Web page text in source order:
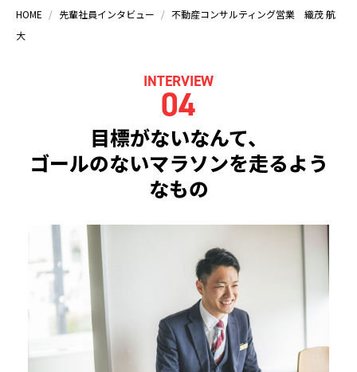
HOME 先輩社員インタビュー
不動産コンサルティング営業 織茂 航
大
INTERVIEW
04
目標がないなんて、
ゴールのないマラソンを走るよう
なもの